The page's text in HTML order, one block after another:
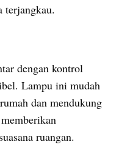
terjangkau.
dengan kontrol
Lampu ini mudah
dan mendukung
ruangan.